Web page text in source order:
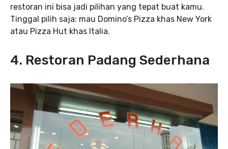
restoran ini bisa jadi pilihan yang tepat buat kamu.
Tinggal pilih saja: mau Domino’s Pizza khas New York
atau Pizza Hut khas Italia.
4. Restoran Padang Sederhana